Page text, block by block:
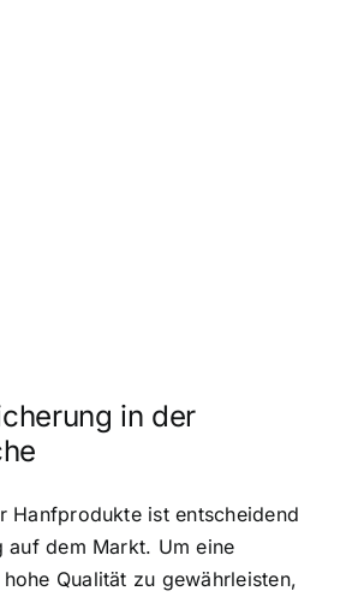
in der
Hanfprodukte ist entscheidend
auf dem Markt. Um eine
Qualität zu gewährleisten,